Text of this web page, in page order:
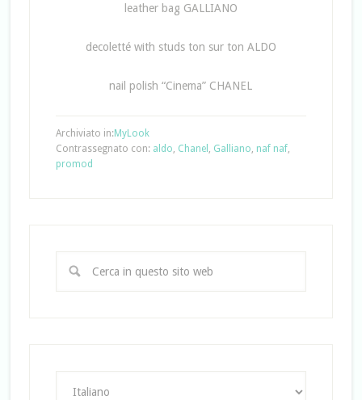
leather bag GALLIANO
decoletté with studs ton sur ton ALDO
nail polish “Cinema” CHANEL
Archiviato in:MyLook
Contrassegnato con: aldo, Chanel , Galliano, naf naf,
promod